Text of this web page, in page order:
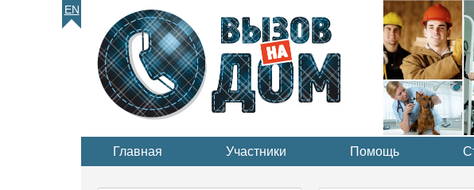
EN
Главная Участники Помощь